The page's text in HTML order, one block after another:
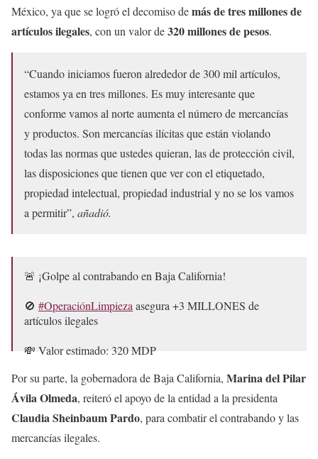
México, ya que se logró el decomiso demás de tres millones de
artículos ilegales, con un valor de320 millones de pesos.
“Cuando iniciamos fueron alrededor de 300 mil artículos,
estamos ya en tres millones. Es muy interesante que
conforme vamos al norte aumenta el número de mercancías
y productos. Son mercancías ilícitas que están violando
todas las normas que ustedes quieran, las de protección civil,
las disposiciones que tienen que ver con el etiquetado,
propiedad intelectual, propiedad industrial y no se los vamos
a permitir”, añadió.
🚨 ¡Golpe al contrabando en Baja California!
🚫 #OperaciónLimpieza asegura +3 MILLONES de
artículos ilegales
💸 Valor estimado: 320 MDP
🚔 Despliegue histórico con +370 elementos y 190 unidades
¡Protegemos la industria mexicana y los empleos! 🇲🇽👷‍♀️
pic.twitter.com/Yn6x4wwZvy
Por su parte, la gobernadora de Baja California, Marina del Pilar
Ávila Olmeda, reiteró el apoyo de la entidad a la presidenta
Claudia SheinbaumPardo, para combatir el contrabando y las
mercancías ilegales.